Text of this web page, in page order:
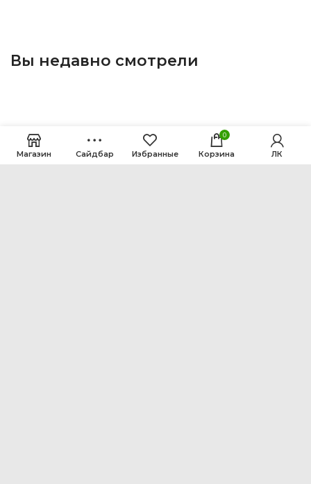
Вы недавно смотрели
Магазин Сайдбар Избранные
0
Корзина ЛК